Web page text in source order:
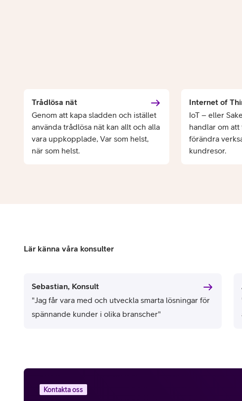
Trådlösa nät
Genom att kapa sladden och istället
använda trådlösa nät kan allt och alla
vara uppkopplade, Var som helst,
när som helst.
Internet of
IoT – eller
handlar om
förändra
kundresor.
Lär känna våra konsulter
Sebastian, Konsult
"Jag får vara med och utveckla smarta lösningar för
spännande kunder i olika branscher"
Kontakta oss